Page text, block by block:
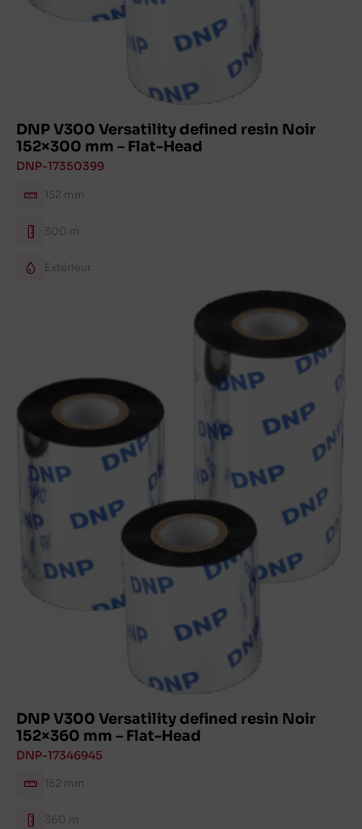
DNP V300 Versatility defined resin Noir
152×300 mm – Flat-Head
DNP-17350399
152 mm
300 m
Extérieur
DNP V300 Versatility defined resin Noir
152×360 mm – Flat-Head
DNP-17346945
152 mm
360 m